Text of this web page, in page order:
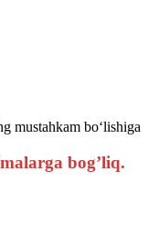
mustahkam bo‘lishiga
bog’liq.